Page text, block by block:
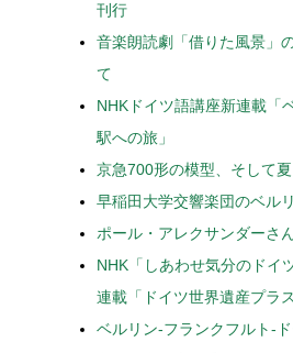
刊行
音楽朗読劇「借りた風景」
て
NHKドイツ語講座新連載「
駅への旅」
京急700形の模型、そして
早稲田大学交響楽団のベル
ポール・アレクサンダーさ
NHK「しあわせ気分のドイ
連載「ドイツ世界遺産プラ
ベルリン-フランクフルト-